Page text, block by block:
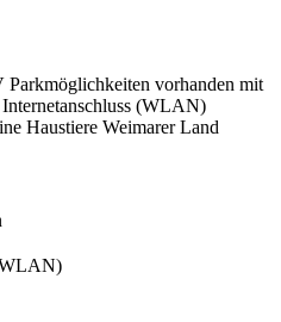
Parkmöglichkeiten vorhanden mit
(WLAN)
Haustiere Weimarer Land